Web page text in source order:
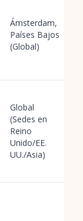
Ámsterdam,
Países Bajos
(Global)
Global
(Sedes en
Reino
Unido/EE.
UU./Asia)